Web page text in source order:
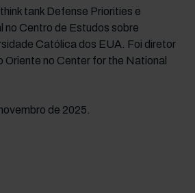
tank Defense Priorities e
no Centro de Estudos sobre
Católica dos EUA. Foi diretor
Oriente no Center for the National
de 2025.